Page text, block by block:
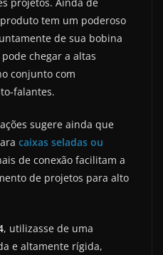
tem um poderoso
de sua bobina
chegar a altas
conjunto com
falantes.
sugere ainda que
caixas seladas ou
de conexão facilitam a
de projetos para alto
, utilizasse de uma
e altamente rígida,